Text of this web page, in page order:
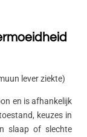
lever ziekte)
en is afhankelijk
keuzes in
slaap of slechte